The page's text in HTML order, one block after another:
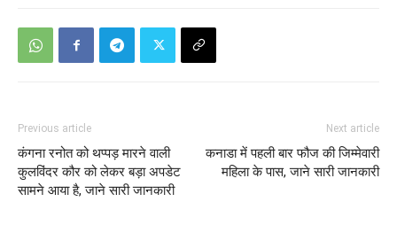
Previous article
कंगना रनोत को थप्पड़ मारने वाली
कुलविंदर कौर को लेकर बड़ा अपडेट
सामने आया है, जाने सारी जानकारी
Next article
कनाडा में पहली बार फौज की जिम्मेवारी
महिला के पास, जाने सारी जानकारी